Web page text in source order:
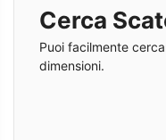
Cerca
Puoi facilmente
dimensioni.